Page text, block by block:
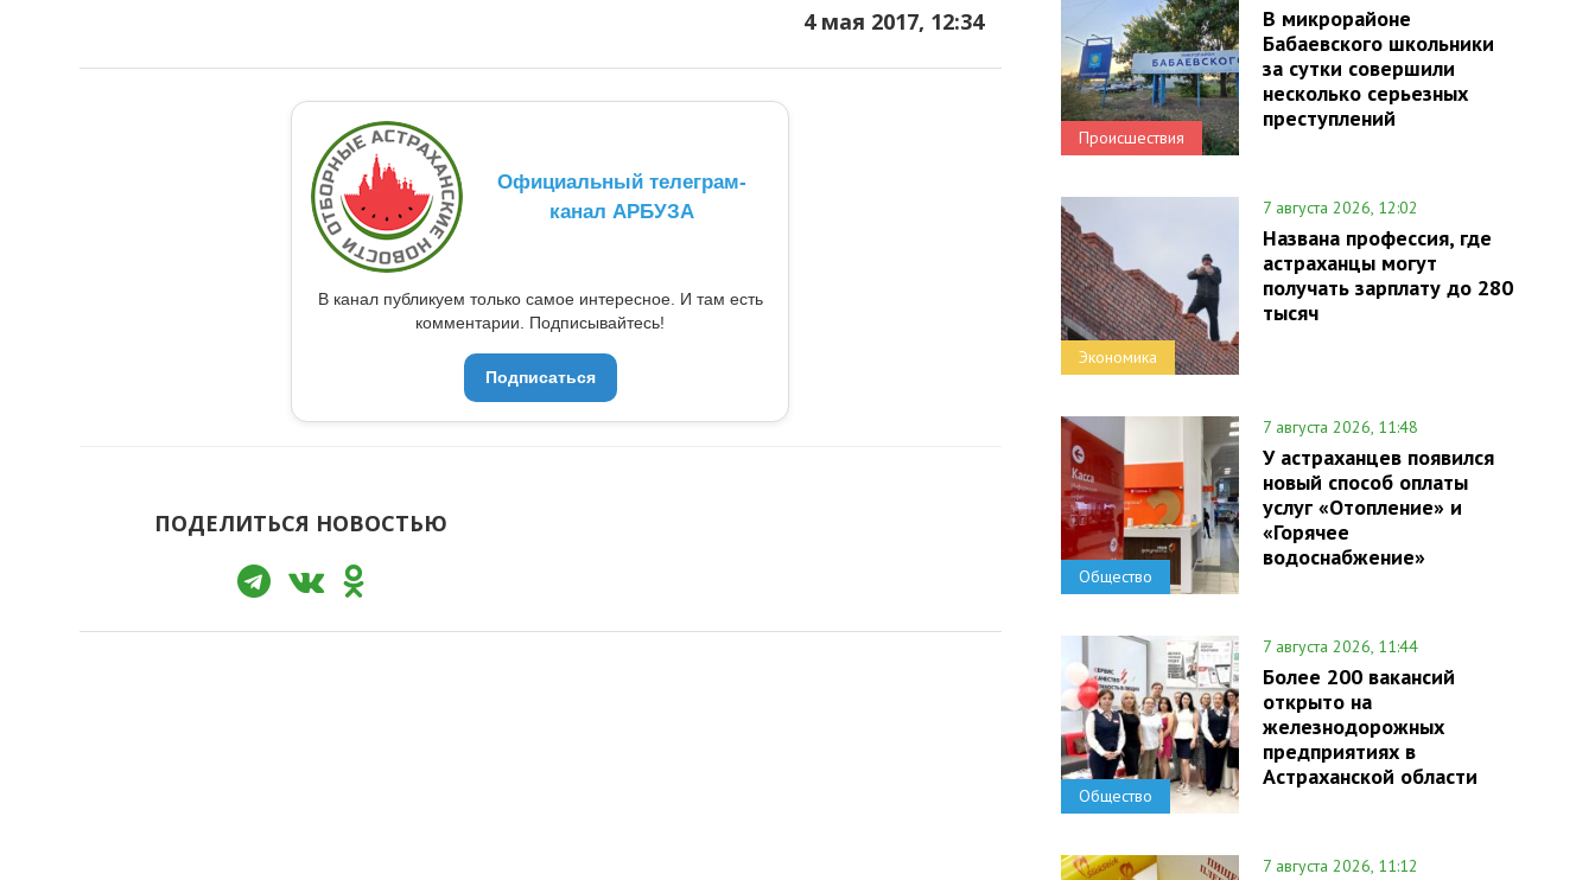
4 мая 2017, 12:34
Официальный телеграм-
канал АРБУЗА
В канал публикуем только самое интересное. И там есть
комментарии. Подписывайтесь!
Подписаться
ПОДЕЛИТЬСЯ НОВОСТЬЮ
Происшествия
В микрорайоне
Бабаевского школьники
за сутки совершили
несколько серьезных
преступлений
Экономика
7 августа 2026, 12:02
Названа профессия, где
астраханцы могут
получать зарплату до 280
тысяч
Общество
7 августа 2026, 11:48
У астраханцев появился
новый способ оплаты
услуг «Отопление» и
«Горячее
водоснабжение»
Общество
7 августа 2026, 11:44
Более 200 вакансий
открыто на
железнодорожных
предприятиях в
Астраханской области
7 августа 2026, 11:12